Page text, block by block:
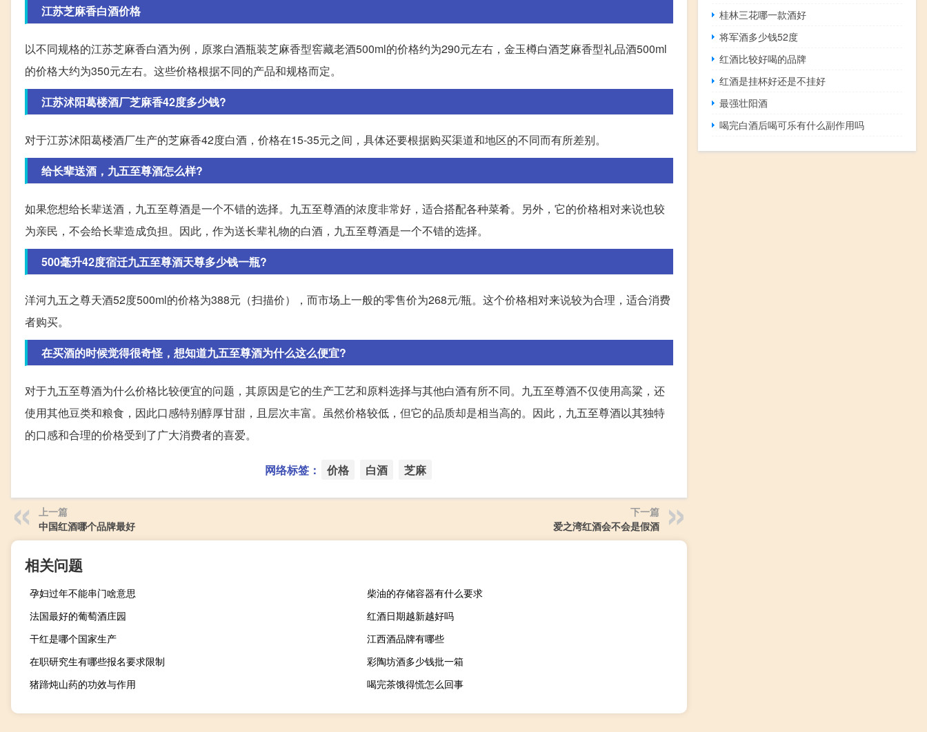
江苏芝麻香白酒价格
以不同规格的江苏芝麻香白酒为例，原浆白酒瓶装芝麻香型窖藏老酒500ml的价格约为290元左右，金玉樽白酒芝麻香型礼品酒500ml
的价格大约为350元左右。这些价格根据不同的产品和规格而定。
江苏沭阳葛楼酒厂芝麻香42度多少钱?
对于江苏沭阳葛楼酒厂生产的芝麻香42度白酒，价格在15-35元之间，具体还要根据购买渠道和地区的不同而有所差别。
给长辈送酒，九五至尊酒怎么样?
如果您想给长辈送酒，九五至尊酒是一个不错的选择。九五至尊酒的浓度非常好，适合搭配各种菜肴。另外，它的价格相对来说也较
为亲民，不会给长辈造成负担。因此，作为送长辈礼物的白酒，九五至尊酒是一个不错的选择。
500毫升42度宿迁九五至尊酒天尊多少钱一瓶?
洋河九五之尊天酒52度500ml的价格为388元（扫描价），而市场上一般的零售价为268元/瓶。这个价格相对来说较为合理，适合消费
者购买。
在买酒的时候觉得很奇怪，想知道九五至尊酒为什么这么便宜?
对于九五至尊酒为什么价格比较便宜的问题，其原因是它的生产工艺和原料选择与其他白酒有所不同。九五至尊酒不仅使用高粱，还
使用其他豆类和粮食，因此口感特别醇厚甘甜，且层次丰富。虽然价格较低，但它的品质却是相当高的。因此，九五至尊酒以其独特
的口感和合理的价格受到了广大消费者的喜爱。
网络标签： 价格 白酒 芝麻
上一篇
中国红酒哪个品牌最好
下一篇
爱之湾红酒会不会是假酒
相关问题
孕妇过年不能串门啥意思
柴油的存储容器有什么要求
法国最好的葡萄酒庄园
红酒日期越新越好吗
干红是哪个国家生产
江西酒品牌有哪些
在职研究生有哪些报名要求限制
彩陶坊酒多少钱批一箱
猪蹄炖山药的功效与作用
喝完茶饿得慌怎么回事
桂林三花哪一款酒好
将军酒多少钱52度
红酒比较好喝的品牌
红酒是挂杯好还是不挂好
最强壮阳酒
喝完白酒后喝可乐有什么副作用吗